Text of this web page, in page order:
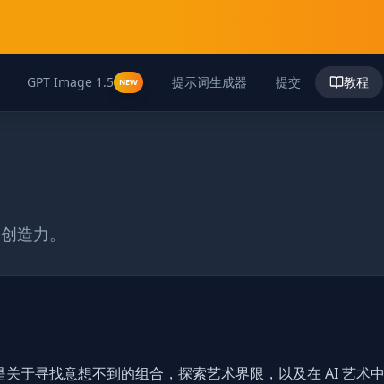
GPT Image 1.5 NEW 提示词生成器 提交 教程
造力。
于寻找意想不到的组合，探索艺术界限，以及在 AI 艺术中